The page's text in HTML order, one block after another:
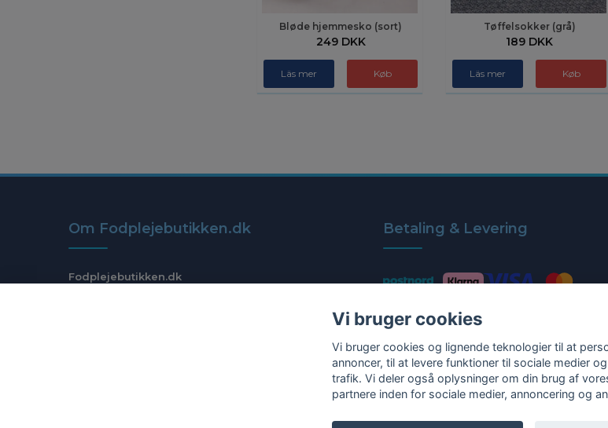
Bløde hjemmesko (sort)
249 DKK
Läs mer Køb
Tøffelsokker (grå)
189 DKK
Läs mer Køb
Om Fodplejebutikken.dk
Fodplejebutikken.dk
Betaling & Levering
Vi bruger cookies
Vi bruger cookies og lignende teknologier til at
annoncer, til at levere funktioner til sociale medier
trafik. Vi deler også oplysninger om din brug af
partnere inden for sociale medier, annoncering og